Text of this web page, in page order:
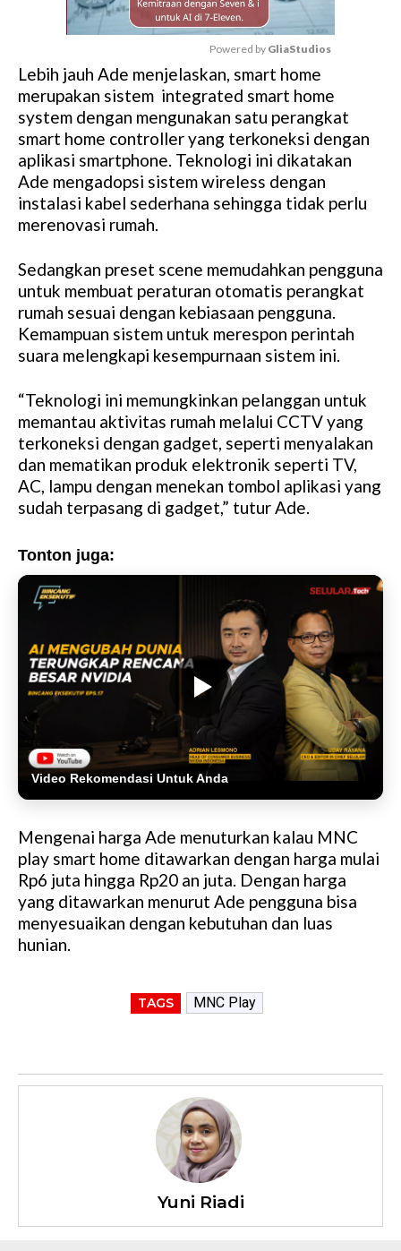
M
u
t
e
Powered by GliaStudios
Lebih jauh Ade menjelaskan, smart home
merupakan sistem integrated smart home
system dengan mengunakan satu perangkat
smart home controller yang terkoneksi dengan
aplikasi smartphone. Teknologi ini dikatakan
Ade mengadopsi sistem wireless dengan
instalasi kabel sederhana sehingga tidak perlu
merenovasi rumah.
Sedangkan preset scene memudahkan pengguna
untuk membuat peraturan otomatis perangkat
rumah sesuai dengan kebiasaan pengguna.
Kemampuan sistem untuk merespon perintah
suara melengkapi kesempurnaan sistem ini.
“Teknologi ini memungkinkan pelanggan untuk
memantau aktivitas rumah melalui CCTV yang
terkoneksi dengan gadget, seperti menyalakan
dan mematikan produk elektronik seperti TV,
AC, lampu dengan menekan tombol aplikasi yang
sudah terpasang di gadget,” tutur Ade.
Tonton juga:
Video Rekomendasi Untuk Anda
Mengenai harga Ade menuturkan kalau MNC
play smart home ditawarkan dengan harga mulai
Rp6 juta hingga Rp20 an juta. Dengan harga
yang ditawarkan menurut Ade pengguna bisa
menyesuaikan dengan kebutuhan dan luas
hunian.
TAGS MNC Play
Yuni Riadi